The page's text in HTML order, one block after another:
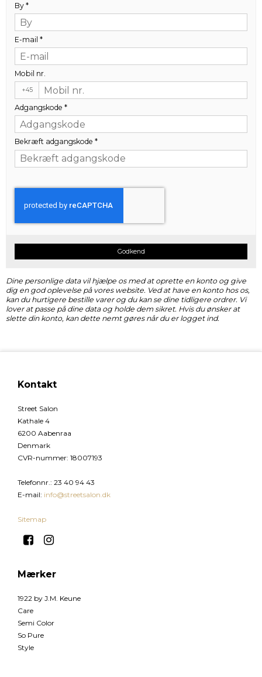
By *
E-mail *
Mobil nr.
+45
Adgangskode *
Bekræft adgangskode *
Godkend
Dine personlige data vil hjælpe os med at oprette en konto og give
dig en god oplevelse på vores website. Ved at have en konto hos os,
kan du hurtigere bestille varer og du kan se dine tidligere ordrer. Vi
lover at passe på dine data og holde dem sikret. Hvis du ønsker at
slette din konto, kan dette nemt gøres når du er logget ind.
Kontakt
Street Salon
Kathale 4
6200 Aabenraa
Denmark
CVR-nummer: 18007193
Telefonnr.: 23 40 94 43
E-mail: info@streetsalon.dk
Sitemap
Mærker
1922 by J.M. Keune
Care
Semi Color
So Pure
Style